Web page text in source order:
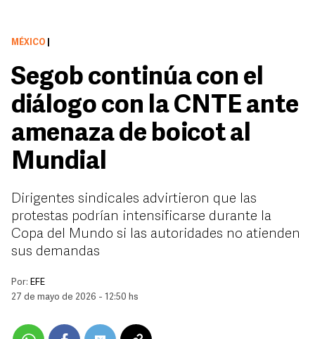
MÉXICO
Segob continúa con el
diálogo con la CNTE ante
amenaza de boicot al
Mundial
Dirigentes sindicales advirtieron que las
protestas podrían intensificarse durante la
Copa del Mundo si las autoridades no atienden
sus demandas
Por: EFE
27 de mayo de 2026 - 12:50 hs